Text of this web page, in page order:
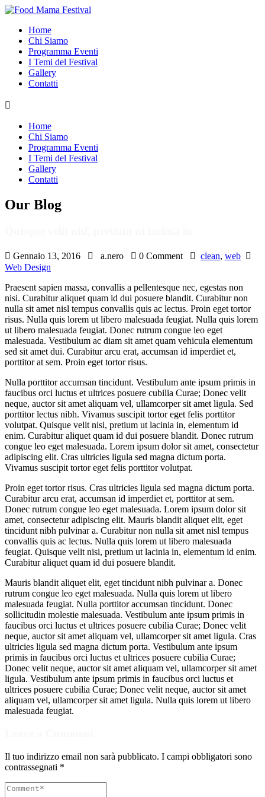
Home
Chi Siamo
Programma Eventi
I Temi del Festival
Gallery
Contatti

Home
Chi Siamo
Programma Eventi
I Temi del Festival
Gallery
Contatti
Our Blog
 Gennaio 13, 2016  a.nero  0 Comment  clean, web 
Web Design
Praesent sapien massa, convallis a pellentesque nec, egestas non
nisi. Curabitur aliquet quam id dui posuere blandit. Curabitur non
nulla sit amet nisl tempus convallis quis ac lectus. Proin eget tortor
risus. Nulla quis lorem ut libero malesuada feugiat. Nulla quis lorem
ut libero malesuada feugiat. Donec rutrum congue leo eget
malesuada. Vestibulum ac diam sit amet quam vehicula elementum
sed sit amet dui. Curabitur arcu erat, accumsan id imperdiet et,
porttitor at sem. Proin eget tortor risus.
Nulla porttitor accumsan tincidunt. Vestibulum ante ipsum primis in
faucibus orci luctus et ultrices posuere cubilia Curae; Donec velit
neque, auctor sit amet aliquam vel, ullamcorper sit amet ligula. Sed
porttitor lectus nibh. Vivamus suscipit tortor eget felis porttitor
volutpat. Quisque velit nisi, pretium ut lacinia in, elementum id
enim. Curabitur aliquet quam id dui posuere blandit. Donec rutrum
congue leo eget malesuada. Lorem ipsum dolor sit amet, consectetur
adipiscing elit. Cras ultricies ligula sed magna dictum porta.
Vivamus suscipit tortor eget felis porttitor volutpat.
Proin eget tortor risus. Cras ultricies ligula sed magna dictum porta.
Curabitur arcu erat, accumsan id imperdiet et, porttitor at sem.
Donec rutrum congue leo eget malesuada. Lorem ipsum dolor sit
amet, consectetur adipiscing elit. Mauris blandit aliquet elit, eget
tincidunt nibh pulvinar a. Curabitur non nulla sit amet nisl tempus
convallis quis ac lectus. Nulla quis lorem ut libero malesuada
feugiat. Quisque velit nisi, pretium ut lacinia in, elementum id enim.
Curabitur aliquet quam id dui posuere blandit.
Mauris blandit aliquet elit, eget tincidunt nibh pulvinar a. Donec
rutrum congue leo eget malesuada. Nulla quis lorem ut libero
malesuada feugiat. Nulla porttitor accumsan tincidunt. Donec
sollicitudin molestie malesuada. Vestibulum ante ipsum primis in
faucibus orci luctus et ultrices posuere cubilia Curae; Donec velit
neque, auctor sit amet aliquam vel, ullamcorper sit amet ligula. Cras
ultricies ligula sed magna dictum porta. Vestibulum ante ipsum
primis in faucibus orci luctus et ultrices posuere cubilia Curae;
Donec velit neque, auctor sit amet aliquam vel, ullamcorper sit amet
ligula. Vestibulum ante ipsum primis in faucibus orci luctus et
ultrices posuere cubilia Curae; Donec velit neque, auctor sit amet
aliquam vel, ullamcorper sit amet ligula. Nulla quis lorem ut libero
malesuada feugiat.
Il tuo indirizzo email non sarà pubblicato. I campi obbligatori sono
contrassegnati *